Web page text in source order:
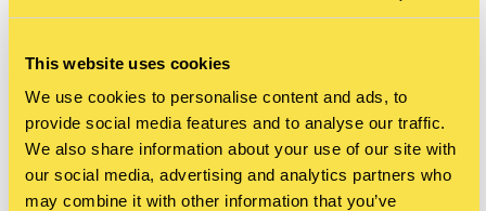
This website uses cookies
We use cookies to personalise content and ads, to
provide social media features and to analyse our traffic.
We also share information about your use of our site with
our social media, advertising and analytics partners who
may combine it with other information that you’ve
rund um das Thema ‚Wohlbefinden am
Arbeitsplatz‘ durch. Die Ergebnisse verbreitete
Berkeley Communications über klassische PR-
Kanäle und Social Media, mit dem Ziel, die Leser
auf die Staples-Website zu führen.